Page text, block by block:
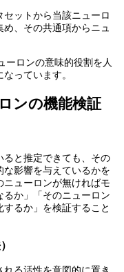
ットから当該ニューロ
、その共通項からニュ
ーロンの意味的役割を人
っています。
ンの機能検証
と推定できても、その
影響を与えているかを
ューロンが無ければモ
か」「そのニューロン
るか」を検証すること